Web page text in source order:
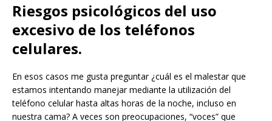
Riesgos psicológicos del uso
excesivo de los teléfonos
celulares.
En esos casos me gusta preguntar ¿cuál es el malestar que
estamos intentando manejar mediante la utilización del
teléfono celular hasta altas horas de la noche, incluso en
nuestra cama? A veces son preocupaciones, “voces” que